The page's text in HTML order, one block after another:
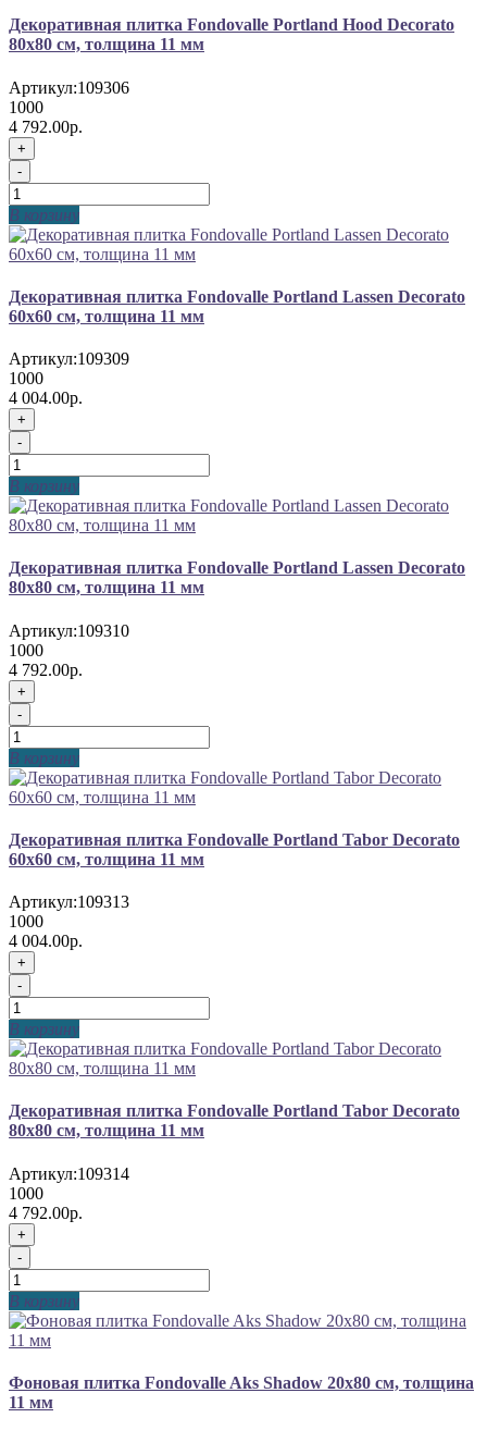
Декоративная плитка Fondovalle Portland Hood Decorato
80x80 см, толщина 11 мм
Артикул:109306
1000
4 792.00р.
+
-
В корзину
Декоративная плитка Fondovalle Portland Lassen Decorato
60x60 см, толщина 11 мм
Артикул:109309
1000
4 004.00р.
+
-
В корзину
Декоративная плитка Fondovalle Portland Lassen Decorato
80x80 см, толщина 11 мм
Артикул:109310
1000
4 792.00р.
+
-
В корзину
Декоративная плитка Fondovalle Portland Tabor Decorato
60x60 см, толщина 11 мм
Артикул:109313
1000
4 004.00р.
+
-
В корзину
Декоративная плитка Fondovalle Portland Tabor Decorato
80x80 см, толщина 11 мм
Артикул:109314
1000
4 792.00р.
+
-
В корзину
Фоновая плитка Fondovalle Aks Shadow 20x80 см, толщина
11 мм